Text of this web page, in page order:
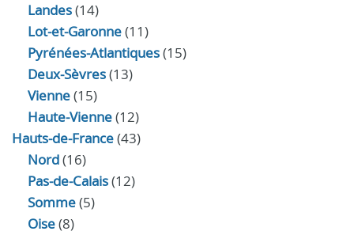
Landes(14)
Lot-et-Garonne(11)
Pyrénées-Atlantiques(15)
Deux-Sèvres(13)
Vienne(15)
Haute-Vienne(12)
Hauts-de-France(43)
Nord(16)
Pas-de-Calais(12)
Somme(5)
Oise(8)